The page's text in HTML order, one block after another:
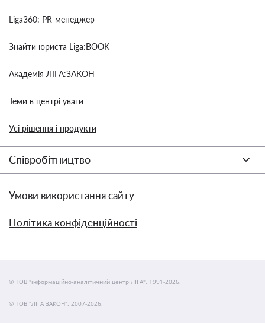
Liga360: PR-менеджер
Знайти юриста Liga:BOOK
Академія ЛІГА:ЗАКОН
Теми в центрі уваги
Усі рішення і продукти
Співробітництво
Умови використання сайту
Політика конфіденційності
© ТОВ "інформаційно-аналітичний центр ЛІГА", 1991-2026.
© ТОВ "ЛІГА ЗАКОН", 2007-2026.